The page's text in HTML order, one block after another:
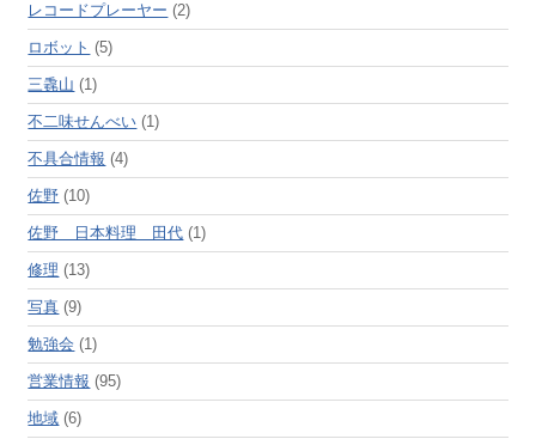
レコードプレーヤー (2)
ロボット (5)
三毳山 (1)
不二味せんべい (1)
不具合情報 (4)
佐野 (10)
佐野 日本料理 田代 (1)
修理 (13)
写真 (9)
勉強会 (1)
営業情報 (95)
地域 (6)